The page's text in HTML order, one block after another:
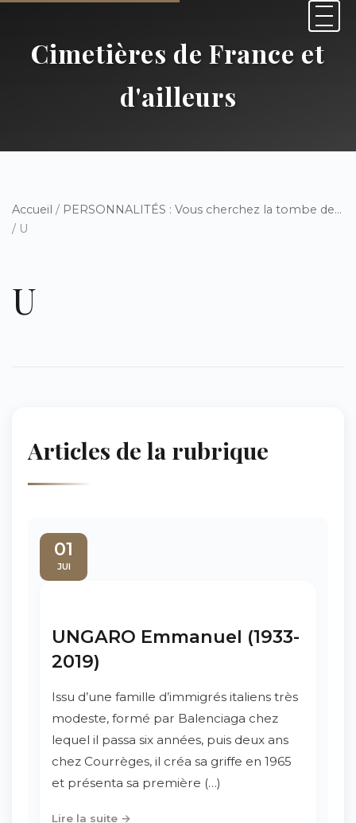
Cimetières de France et
d'ailleurs
Accueil / PERSONNALITÉS : Vous cherchez la tombe de...
/ U
U
Articles de la rubrique
01
JUI
UNGARO Emmanuel (1933-
2019)
Issu d’une famille d’immigrés italiens très
modeste, formé par Balenciaga chez
lequel il passa six années, puis deux ans
chez Courrèges, il créa sa griffe en 1965
et présenta sa première (…)
Lire la suite →